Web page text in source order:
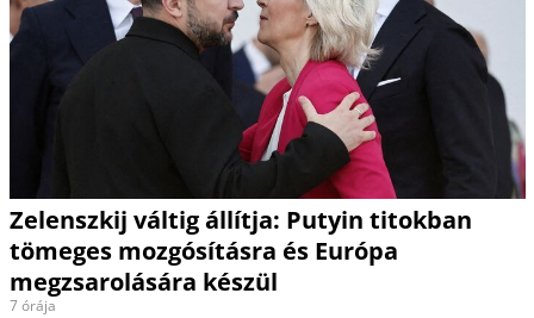
Zelenszkij váltig állítja: Putyin titokban
tömeges mozgósításra és Európa
megzsarolására készül
7 órája